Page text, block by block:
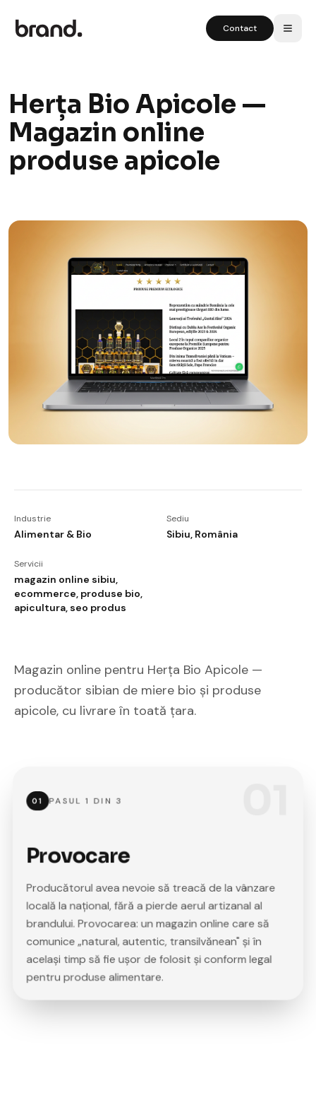
Contact
Herța Bio Apicole —
Magazin online
produse apicole
Industrie
Alimentar & Bio
Sediu
Sibiu, România
Servicii
magazin online sibiu,
ecommerce, produse bio,
apicultura, seo produs
Magazin online pentru Herța Bio Apicole —
producător sibian de miere bio și produse
apicole, cu livrare în toată țara.
01 PASUL1 DIN 3
Provocare
Producătorul avea nevoie să treacă de la vânzare
locală la național, fără a pierde aerul artizanal al
brandului. Provocarea: un magazin online care să
comunice „natural, autentic, transilvănean" și în
același timp să fie ușor de folosit și conform legal
pentru produse alimentare.